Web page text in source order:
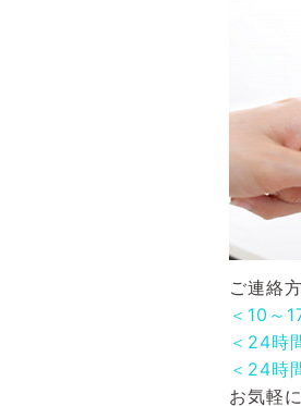
ご連絡
＜10～
＜24時
＜24時
お気軽